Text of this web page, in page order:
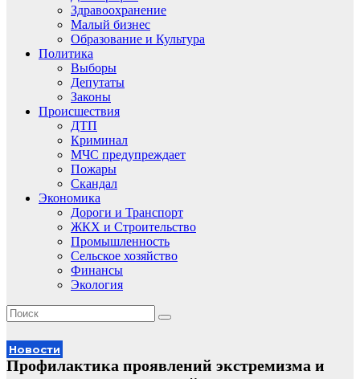
Здравоохранение
Малый бизнес
Образование и Культура
Политика
Выборы
Депутаты
Законы
Происшествия
ДТП
Криминал
МЧС предупреждает
Пожары
Скандал
Экономика
Дороги и Транспорт
ЖКХ и Строительство
Промышленность
Сельское хозяйство
Финансы
Экология
Новости
Профилактика проявлений экстремизма и